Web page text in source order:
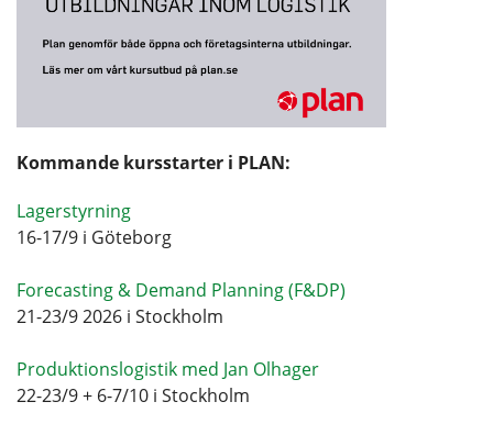
Kommande kursstarter i PLAN:
Lagerstyrning
16-17/9 i Göteborg
Forecasting & Demand Planning (F&DP)
21-23/9 2026 i Stockholm
Produktionslogistik med Jan Olhager
22-23/9 + 6-7/10 i Stockholm